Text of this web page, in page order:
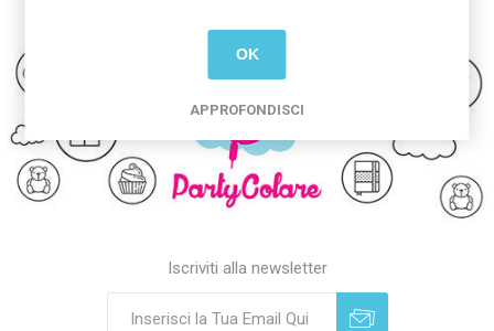
Iscriviti alla newsletter
OK
APPROFONDISCI